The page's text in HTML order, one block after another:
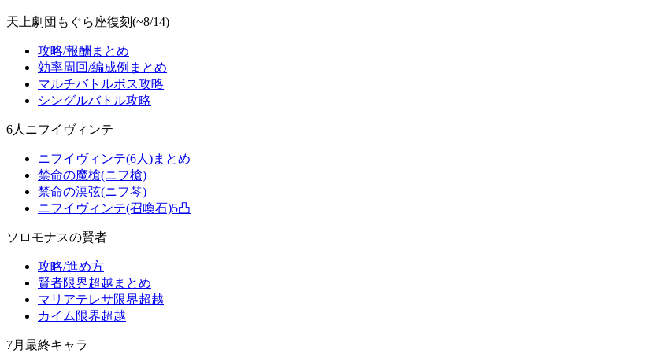
天上劇団もぐら座復刻(~8/14)
攻略/報酬まとめ
効率周回/編成例まとめ
マルチバトルボス攻略
シングルバトル攻略
6人ニフイヴィンテ
ニフイヴィンテ(6人)まとめ
禁命の魔槍(ニフ槍)
禁命の溟弦(ニフ琴)
ニフイヴィンテ(召喚石)5凸
ソロモナスの賢者
攻略/進め方
賢者限界超越まとめ
マリアテレサ限界超越
カイム限界超越
7月最終キャラ